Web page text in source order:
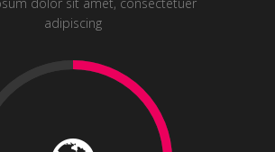
adipiscing